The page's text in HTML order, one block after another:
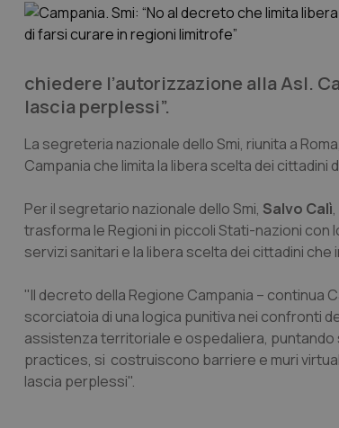
chiedere l’autorizzazione alla Asl.
lascia perplessi”.
La segreteria nazionale dello Smi, riunita a
Campania che limita la libera scelta dei
Per il segretario nazionale dello Smi, Salvo Calì
trasforma le Regioni in piccoli Stati-nazioni
servizi sanitari e la libera scelta dei cittadini
"Il decreto della Regione Campania – continua
scorciatoia di una logica punitiva nei confronti
assistenza territoriale e ospedaliera, puntando
practices, si costruiscono barriere e muri
lascia perplessi".